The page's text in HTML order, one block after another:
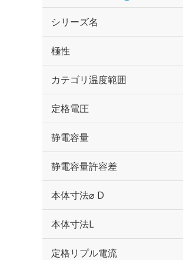
シリーズ名
極性
カテゴリ温度範囲
定格電圧
静電容量
静電容量許容差
本体寸法⌀ D
本体寸法L
定格リプル電流